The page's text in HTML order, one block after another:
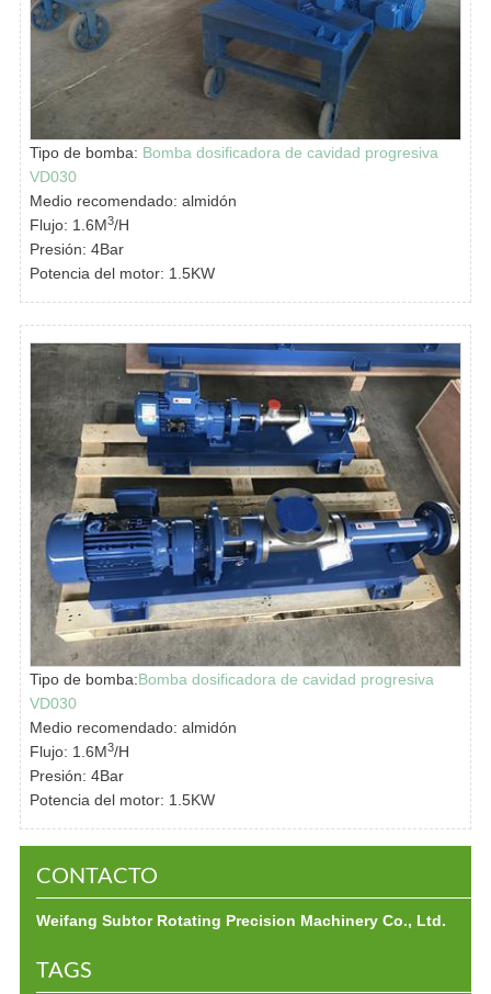
Tipo de bomba: Bomba dosificadora de cavidad progresiva
VD030
Medio recomendado: almidón
Flujo: 1.6M3/H
Presión: 4Bar
Potencia del motor: 1.5KW
Tipo de bomba:Bomba dosificadora de cavidad progresiva
VD030
Medio recomendado: almidón
Flujo: 1.6M3/H
Presión: 4Bar
Potencia del motor: 1.5KW
CONTACTO
Weifang Subtor Rotating Precision Machinery Co., Ltd.
TAGS